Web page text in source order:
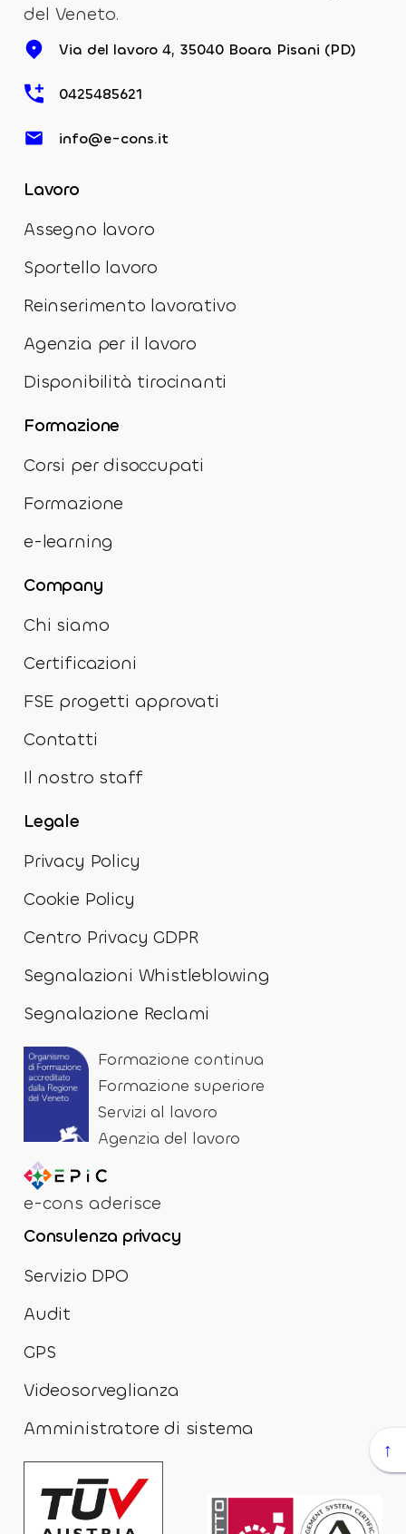
↑
del Veneto.
Via del lavoro 4, 35040 Boara Pisani (PD)
0425485621
info@e-cons.it
Lavoro
Assegno lavoro
Sportello lavoro
Reinserimento lavorativo
Agenzia per il lavoro
Disponibilità tirocinanti
Formazione
Corsi per disoccupati
Formazione
e-learning
Company
Chi siamo
Certificazioni
FSE progetti approvati
Contatti
Il nostro staff
Legale
Privacy Policy
Cookie Policy
Centro Privacy GDPR
Segnalazioni Whistleblowing
Segnalazione Reclami
Formazione continua
Formazione superiore
Servizi al lavoro
Agenzia del lavoro
e-cons aderisce
Consulenza privacy
Servizio DPO
Audit
GPS
Videosorveglianza
Amministratore di sistema